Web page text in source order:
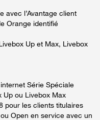
avec l’Avantage client
Orange identifié
Up et Max, Livebox
Série Spéciale
Up ou Livebox Max
pour les clients titulaires
Open en service avec un